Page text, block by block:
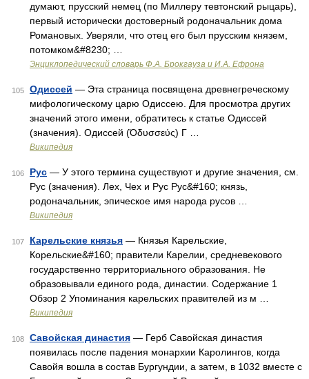
думают, прусский немец (по Миллеру тевтонский рыцарь),
первый исторически достоверный родоначальник дома
Романовых. Уверяли, что отец его был прусским князем,
потомком&#8230; …
Энциклопедический словарь Ф.А. Брокгауза и И.А. Ефрона
105 Одиссей — Эта страница посвящена древнегреческому
мифологическому царю Одиссею. Для просмотра других
значений этого имени, обратитесь к статье Одиссей
(значения). Одиссей (Όδυσσεύς) Г …
Википедия
106 Рус — У этого термина существуют и другие значения, см.
Рус (значения). Лех, Чех и Рус Рус&#160; князь,
родоначальник, эпическое имя народа русов …
Википедия
107 Карельские князья — Князья Карельские,
Корельские&#160; правители Карелии, средневекового
государственно территориального образования. Не
образовывали единого рода, династии. Содержание 1
Обзор 2 Упоминания карельских правителей из м …
Википедия
108 Савойская династия — Герб Савойская династия
появилась после падения монархии Каролингов, когда
Савойя вошла в состав Бургундии, а затем, в 1032 вместе с